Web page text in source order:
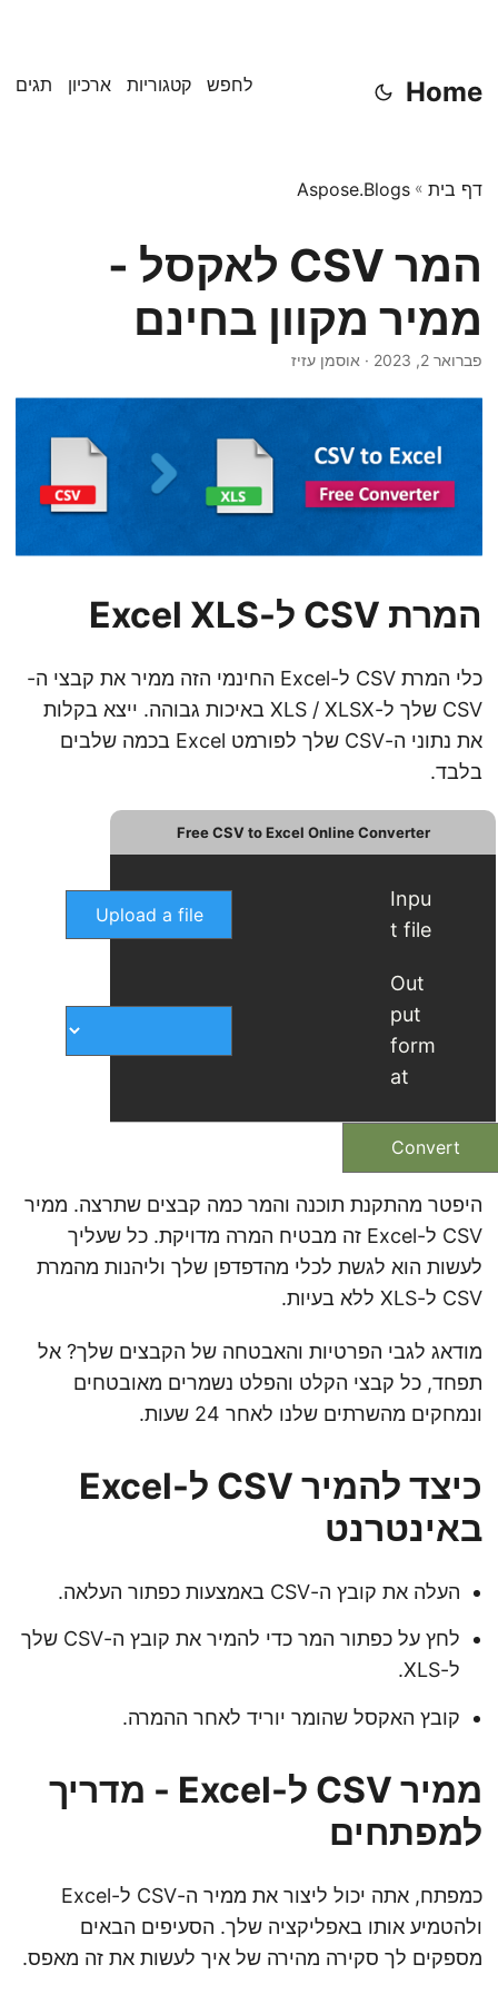
Home לחפש קטגוריות ארכיון תגים
דף בית »
Aspose.Blogs
המר CSV לאקסל -
ממיר מקוון בחינם
פברואר 2, 2023 · אוסמן עזיז
המרת CSV ל-Excel XLS
כלי המרת CSV ל-Excel החינמי הזה ממיר את קבצי ה-
CSV שלך ל-XLS / XLSX באיכות גבוהה. ייצא בקלות
את נתוני ה-CSV שלך לפורמט Excel בכמה שלבים
בלבד.
Free CSV to Excel Online Converter
Inpu
t file
Upload a file
Out
put
form
at
Convert
היפטר מהתקנת תוכנה והמר כמה קבצים שתרצה. ממיר
CSV ל-Excel זה מבטיח המרה מדויקת. כל שעליך
לעשות הוא לגשת לכלי מהדפדפן שלך וליהנות מהמרת
CSV ל-XLS ללא בעיות.
מודאג לגבי הפרטיות והאבטחה של הקבצים שלך? אל
תפחד, כל קבצי הקלט והפלט נשמרים מאובטחים
ונמחקים מהשרתים שלנו לאחר 24 שעות.
כיצד להמיר CSV ל-Excel
באינטרנט
העלה את קובץ ה-CSV באמצעות כפתור העלאה.
לחץ על כפתור המר כדי להמיר את קובץ ה-CSV שלך
ל-XLS.
קובץ האקסל שהומר יוריד לאחר ההמרה.
ממיר CSV ל-Excel - מדריך
למפתחים
כמפתח, אתה יכול ליצור את ממיר ה-CSV ל-Excel
ולהטמיע אותו באפליקציה שלך. הסעיפים הבאים
מספקים לך סקירה מהירה של איך לעשות את זה מאפס.